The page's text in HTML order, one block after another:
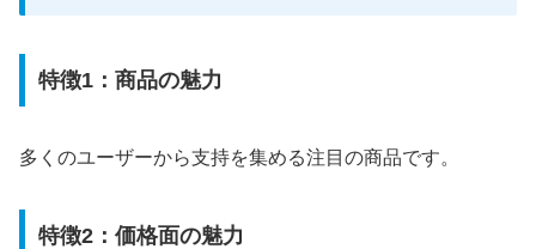
特徴1：商品の魅力
多くのユーザーから支持を集める注目の商品です。
特徴2：価格面の魅力